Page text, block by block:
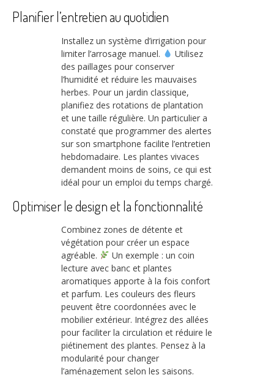
Planifier l’entretien au quotidien
Installez un système d’irrigation pour
limiter l’arrosage manuel.
Utilisez
des paillages pour conserver
l’humidité et réduire les mauvaises
herbes. Pour un jardin classique,
planifiez des rotations de plantation
et une taille régulière. Un particulier a
constaté que programmer des alertes
sur son smartphone facilite l’entretien
hebdomadaire. Les plantes vivaces
demandent moins de soins, ce qui est
idéal pour un emploi du temps chargé.
Optimiser le design et la fonctionnalité
Combinez zones de détente et
végétation pour créer un espace
agréable.
Un exemple : un coin
lecture avec banc et plantes
aromatiques apporte à la fois confort
et parfum. Les couleurs des fleurs
peuvent être coordonnées avec le
mobilier extérieur. Intégrez des allées
pour faciliter la circulation et réduire le
piétinement des plantes. Pensez à la
modularité pour changer
l’aménagement selon les saisons.